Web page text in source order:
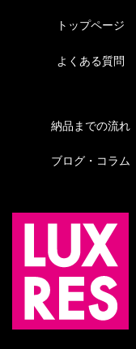
トップページ
よくある質問
納品までの流れ
ブログ・コラム